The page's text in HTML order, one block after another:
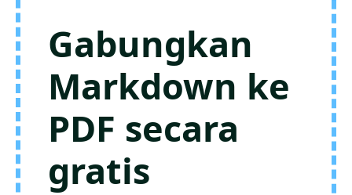
Gabungkan
Markdown ke
PDF secara
gratis